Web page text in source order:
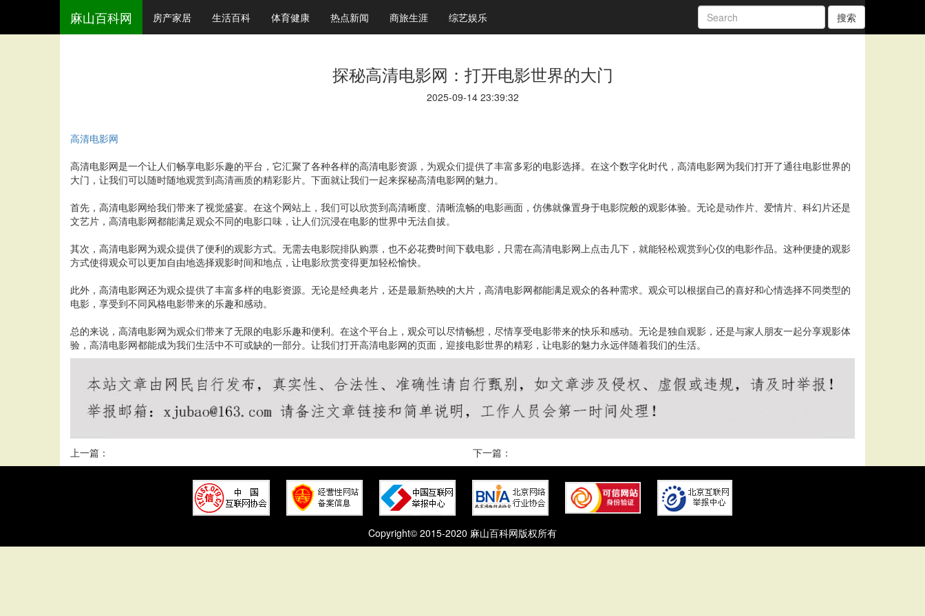
麻山百科网 房产家居 生活百科 体育健康 热点新闻 商旅生涯 综艺娱乐 搜索
探秘高清电影网：打开电影世界的大门
2025-09-14 23:39:32
高清电影网
高清电影网是一个让人们畅享电影乐趣的平台，它汇聚了各种各样的高清电影资源，为观众们提供了丰富多彩的电影选择。在这个数字化时代，高清电影网为我们打开了通往电影世界的
大门，让我们可以随时随地观赏到高清画质的精彩影片。下面就让我们一起来探秘高清电影网的魅力。
首先，高清电影网给我们带来了视觉盛宴。在这个网站上，我们可以欣赏到高清晰度、清晰流畅的电影画面，仿佛就像置身于电影院般的观影体验。无论是动作片、爱情片、科幻片还是
文艺片，高清电影网都能满足观众不同的电影口味，让人们沉浸在电影的世界中无法自拔。
其次，高清电影网为观众提供了便利的观影方式。无需去电影院排队购票，也不必花费时间下载电影，只需在高清电影网上点击几下，就能轻松观赏到心仪的电影作品。这种便捷的观影
方式使得观众可以更加自由地选择观影时间和地点，让电影欣赏变得更加轻松愉快。
此外，高清电影网还为观众提供了丰富多样的电影资源。无论是经典老片，还是最新热映的大片，高清电影网都能满足观众的各种需求。观众可以根据自己的喜好和心情选择不同类型的
电影，享受到不同风格电影带来的乐趣和感动。
总的来说，高清电影网为观众们带来了无限的电影乐趣和便利。在这个平台上，观众可以尽情畅想，尽情享受电影带来的快乐和感动。无论是独自观影，还是与家人朋友一起分享观影体
验，高清电影网都能成为我们生活中不可或缺的一部分。让我们打开高清电影网的页面，迎接电影世界的精彩，让电影的魅力永远伴随着我们的生活。
上一篇： 下一篇：
Copyright© 2015-2020 麻山百科网版权所有